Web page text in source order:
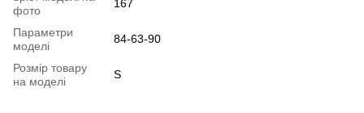
фото
167
Параметри
моделі
84-63-90
Розмір товару
на моделі
S